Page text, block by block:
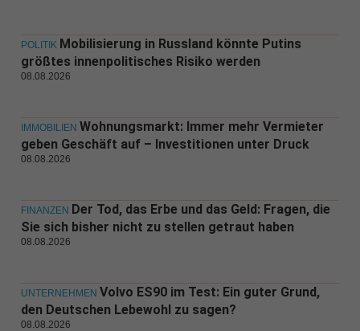
POLITIK Mobilisierung in Russland könnte Putins
größtes innenpolitisches Risiko werden
08.08.2026
IMMOBILIEN Wohnungsmarkt: Immer mehr Vermieter
geben Geschäft auf – Investitionen unter Druck
08.08.2026
FINANZEN Der Tod, das Erbe und das Geld: Fragen, die
Sie sich bisher nicht zu stellen getraut haben
08.08.2026
UNTERNEHMEN Volvo ES90 im Test: Ein guter Grund,
den Deutschen Lebewohl zu sagen?
08.08.2026